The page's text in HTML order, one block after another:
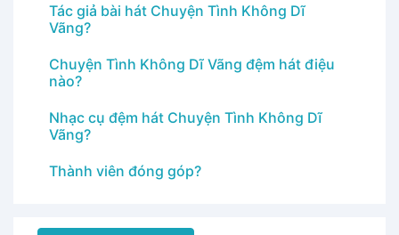
Tác giả bài hát Chuyện Tình Không Dĩ
Vãng?
Chuyện Tình Không Dĩ Vãng đệm hát điệu
nào?
Nhạc cụ đệm hát Chuyện Tình Không Dĩ
Vãng?
Thành viên đóng góp?